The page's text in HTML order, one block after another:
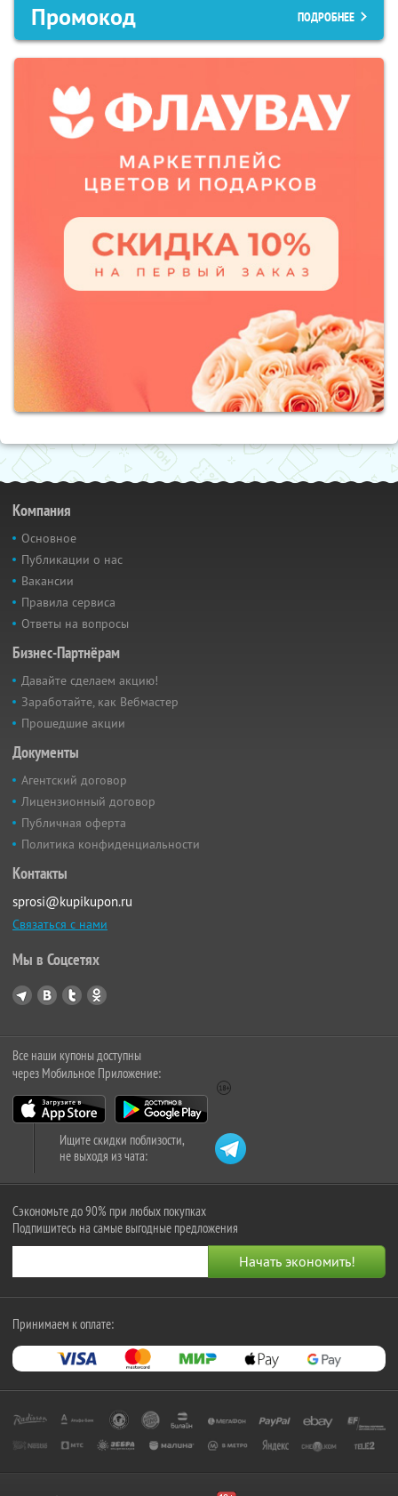
Промокод ПОДРОБНЕЕ
Компания
Основное
Публикации о нас
Вакансии
Правила сервиса
Ответы на вопросы
Бизнес-Партнёрам
Давайте сделаем акцию!
Заработайте, как Вебмастер
Прошедшие акции
Документы
Агентский договор
Лицензионный договор
Публичная оферта
Политика конфиденциальности
Контакты
sprosi@kupikupon.ru
Связаться с нами
Мы в Соцсетях
Все наши купоны доступны
через Мобильное Приложение:
Ищите скидки поблизости,
не выходя из чата:
Сэкономьте до 90% при любых покупках
Подпишитесь на самые выгодные предложения
Принимаем к оплате: